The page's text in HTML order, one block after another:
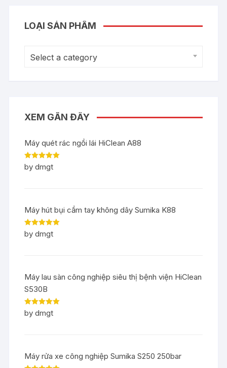
LOẠI SẢN PHẨM
Select a category
XEM GẦN ĐÂY
Máy quét rác ngồi lái HiClean A88
Rated5out
of 5
by dmgt
Máy hút bụi cầm tay không dây Sumika K88
Rated5out
of 5
by dmgt
Máy lau sàn công nghiệp siêu thị bệnh viện HiClean
S530B
Rated5out
of 5
by dmgt
Máy rửa xe công nghiệp Sumika S250 250bar